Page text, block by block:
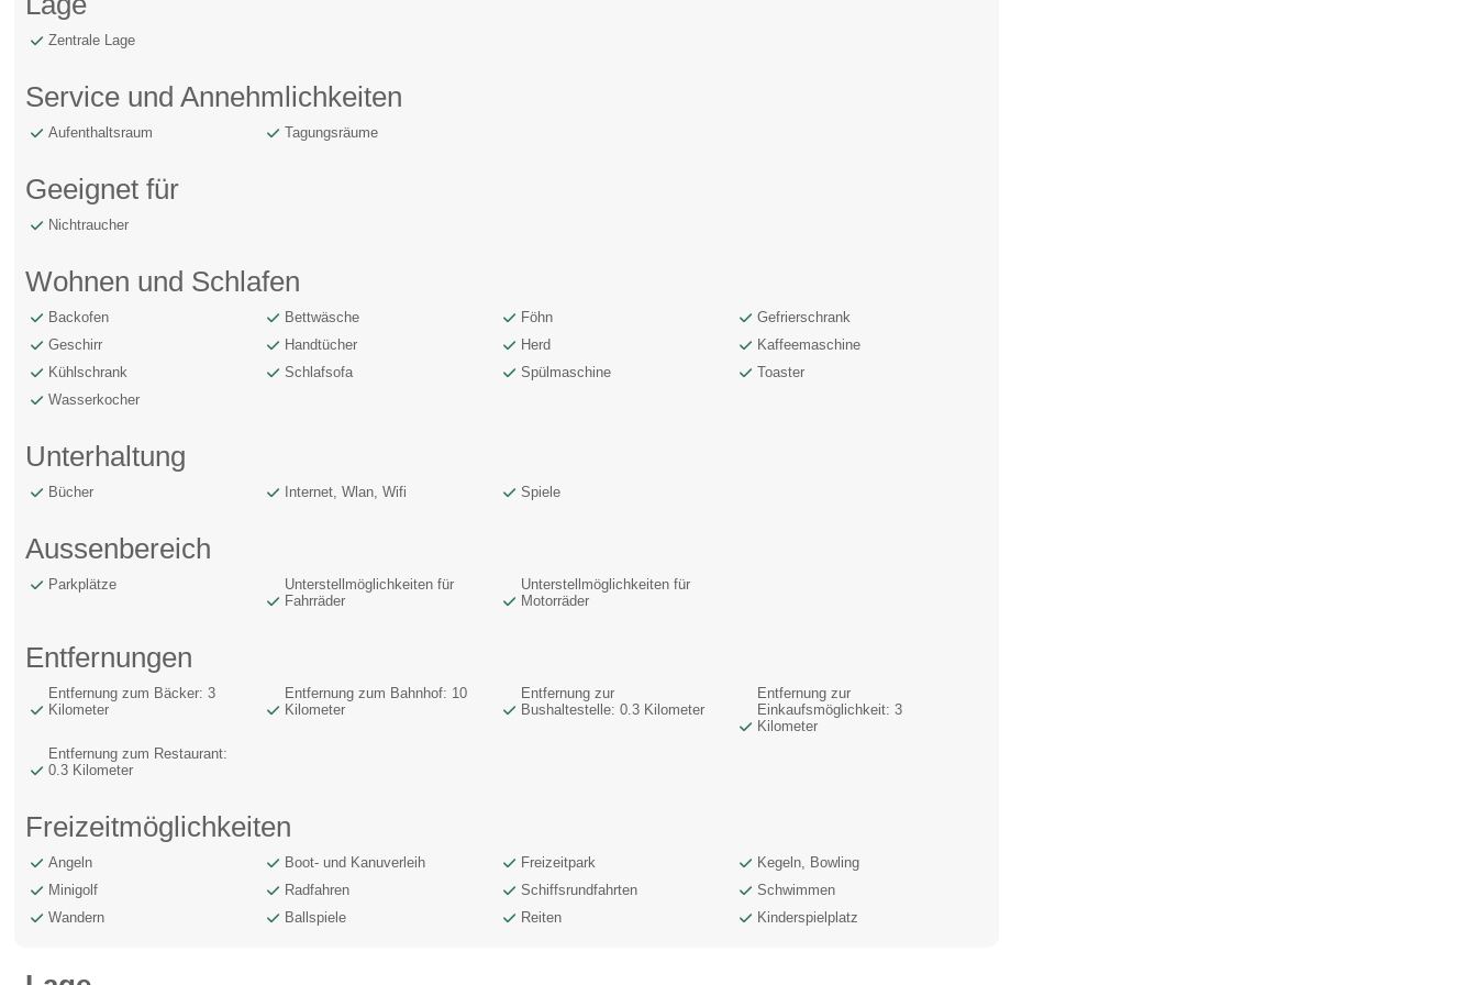
Zentrale Lage
Service und Annehmlichkeiten
Aufenthaltsraum Tagungsräume
Geeignet für
Nichtraucher
Wohnen und Schlafen
Backofen Bettwäsche Föhn
Gefrierschrank
Geschirr
Handtücher Herd
Kaffeemaschine
Kühlschrank
Schlafsofa Spülmaschine
Toaster
Wasserkocher
Unterhaltung
Bücher Internet, Wlan, Wifi Spiele
Aussenbereich
Parkplätze
Unterstellmöglichkeiten für
Fahrräder
Unterstellmöglichkeiten für
Motorräder
Entfernungen
Entfernung zum Bäcker: 3
Kilometer
Entfernung zum Bahnhof: 10
Kilometer
Entfernung zur
Bushaltestelle: 0.3 Kilometer
Entfernung zur
Einkaufsmöglichkeit: 3
Kilometer
Entfernung zum Restaurant:
0.3 Kilometer
Freizeitmöglichkeiten
Angeln Boot- und Kanuverleih Freizeitpark
Kegeln, Bowling
Minigolf
Radfahren Schiffsrundfahrten
Schwimmen
Wandern
Ballspiele Reiten Kinderspielplatz